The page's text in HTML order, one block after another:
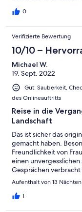
0
Verifizierte Bewertung
10/10 –
Michael W.
19. Sept. 2022
Gut: Sauberkeit,
des Onlineauftritts
Reise in die
Landschaft
Das ist sicher das
gemacht haben.
Freundlichkeit von
einen
Gesprächen
bietet viele
Ferienhaus in jedem
Aufenthalt von 13
1